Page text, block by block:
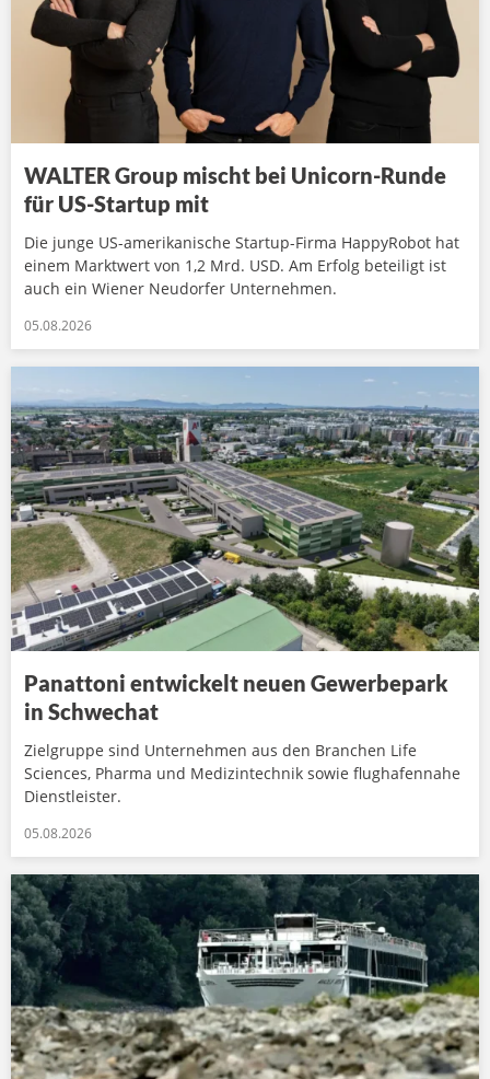
WALTER Group mischt bei Unicorn-Runde
für US-Startup mit
Die junge US-amerikanische Startup-Firma HappyRobot hat
einem Marktwert von 1,2 Mrd. USD. Am Erfolg beteiligt ist
auch ein Wiener Neudorfer Unternehmen.
05.08.2026
Panattoni entwickelt neuen Gewerbepark
in Schwechat
Zielgruppe sind Unternehmen aus den Branchen Life
Sciences, Pharma und Medizintechnik sowie flughafennahe
Dienstleister.
05.08.2026